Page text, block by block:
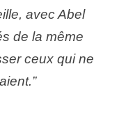
avec Abel
de la même
ceux qui ne